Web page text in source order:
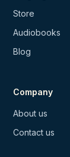
Store
Audiobooks
Blog
Company
About us
Contact us